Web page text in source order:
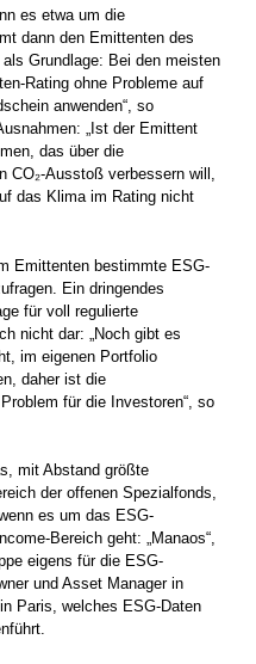
es etwa um die
dann den Emittenten des
Grundlage: Bei den meisten
Rating ohne Probleme auf
anwenden“, so
„Ist der Emittent
das über die
CO₂-Ausstoß verbessern will,
das Klima im Rating nicht
Emittenten bestimmte ESG-
Ein dringendes
für voll regulierte
nicht dar: „Noch gibt es
im eigenen Portfolio
daher ist die
für die Investoren“, so
mit Abstand größte
der offenen Spezialfonds,
es um das ESG-
Bereich geht: „Manaos“,
eigens für die ESG-
und Asset Manager in
Paris, welches ESG-Daten